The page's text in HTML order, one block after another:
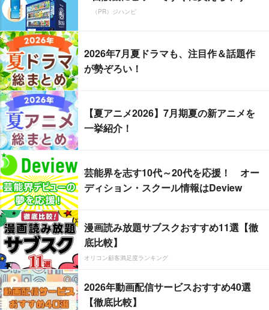
（PR）ジハンピ
2026年7月夏ドラマも、注目作＆話題作
が勢ぞろい！
【夏アニメ2026】7月期夏の新アニメを
一挙紹介！
芸能界を志す10代～20代を応援！ オー
ディション・スクール情報はDeview
漫画読み放題サブスクおすすめ11選【徹
底比較】
オリコン顧客満足度ランキング
2026年動画配信サービスおすすめ40選
【徹底比較】